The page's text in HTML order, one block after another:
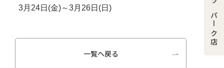
3月24日(金)～3月26日(日)
一覧へ戻る